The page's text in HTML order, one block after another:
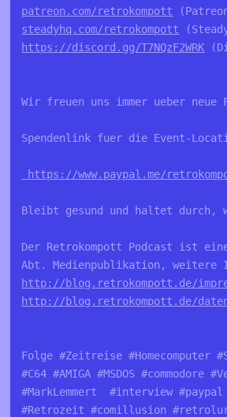
patreon.com/retrokompott
steadyhq.com/retrokompott
https://discord.gg/T7NQzF2WRK
Wir freuen uns immer ueber neue
Spendenlink fuer die Event-
https://www.paypal.me/
Bleibt gesund und haltet durch,
Der Retrokompott Podcast ist
Abt. Medienpublikation,
http://blog.retrokompott.de/
http://blog.retrokompott.de/
Folge #Zeitreise #Homecomputer
#C64 #AMIGA #MSDOS
#MarkLemmert  #interview
#Retrozeit #comillusion